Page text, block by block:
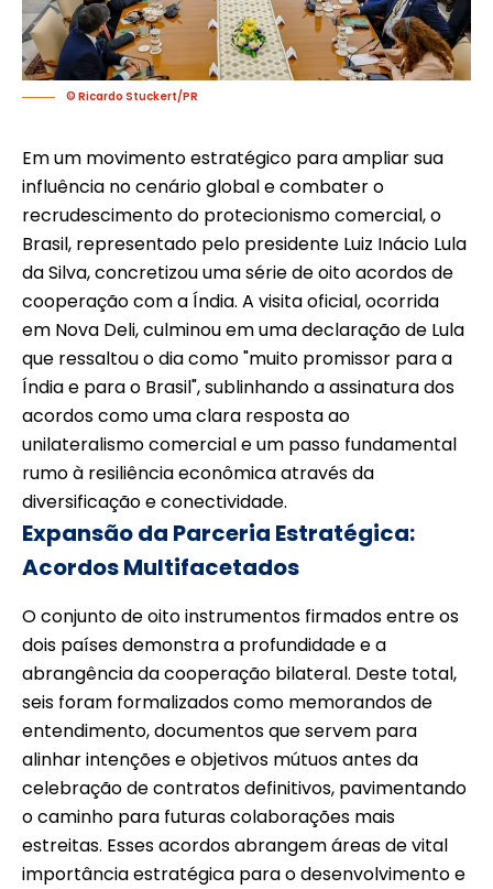
© Ricardo Stuckert/PR
Em um movimento estratégico para ampliar sua
influência no cenário global e combater o
recrudescimento do protecionismo comercial, o
Brasil, representado pelo presidente Luiz Inácio Lula
da Silva, concretizou uma série de oito acordos de
cooperação com a Índia. A visita oficial, ocorrida
em Nova Deli, culminou em uma declaração de Lula
que ressaltou o dia como "muito promissor para a
Índia e para o Brasil", sublinhando a assinatura dos
acordos como uma clara resposta ao
unilateralismo comercial e um passo fundamental
rumo à resiliência econômica através da
diversificação e conectividade.
Expansão da Parceria Estratégica:
Acordos Multifacetados
O conjunto de oito instrumentos firmados entre os
dois países demonstra a profundidade e a
abrangência da cooperação bilateral. Deste total,
seis foram formalizados como memorandos de
entendimento, documentos que servem para
alinhar intenções e objetivos mútuos antes da
celebração de contratos definitivos, pavimentando
o caminho para futuras colaborações mais
estreitas. Esses acordos abrangem áreas de vital
importância estratégica para o desenvolvimento e